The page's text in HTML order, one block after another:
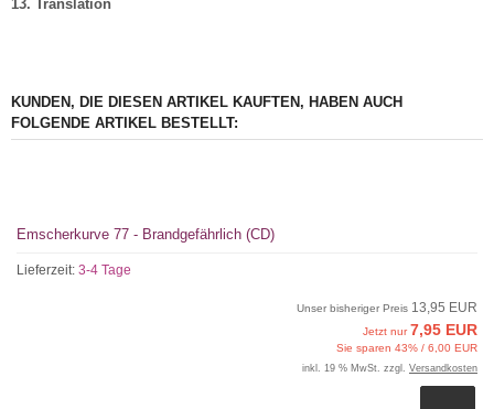
13. Translation
KUNDEN, DIE DIESEN ARTIKEL KAUFTEN, HABEN AUCH
FOLGENDE ARTIKEL BESTELLT:
Emscherkurve 77 - Brandgefährlich (CD)
Lieferzeit: 3-4 Tage
Unser bisheriger Preis 13,95 EUR
Jetzt nur7,95 EUR
Sie sparen 43% / 6,00 EUR
inkl. 19 % MwSt. zzgl. Versandkosten